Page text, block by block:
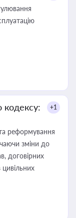
кодексу:
+1
реформування
зміни до
договірних
цивільних